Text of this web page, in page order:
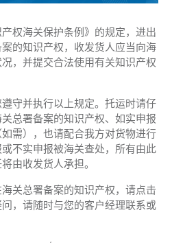
权海关保护条例》的规定，进出
的知识产权，收发货人应当向海
，并提交合法使用有关知识产权
守并执行以上规定。托运时请仔
总署备案的知识产权、如实申报
需），也请配合我方对货物进行
不实申报被海关查处，所有由此
由收发货人承担。
关总署备案的知识产权，请点击
，请随时与您的客户经理联系或
Expand
关